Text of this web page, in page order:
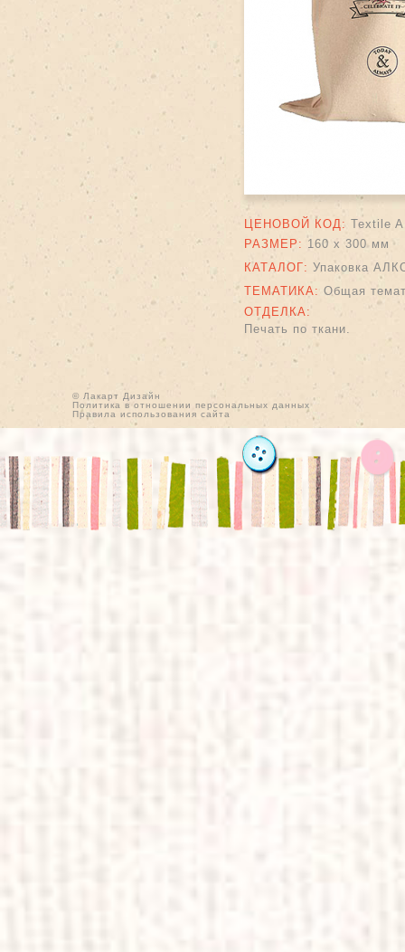
ЦЕНОВОЙ КОД: Textile
РАЗМЕР: 160 х 300 мм
КАТАЛОГ: Упаковка
ТЕМАТИКА: Общая
ОТДЕЛКА:
Печать по ткани.
© Лакарт Дизайн
Политика в отношении персональных данных
Правила использования сайта